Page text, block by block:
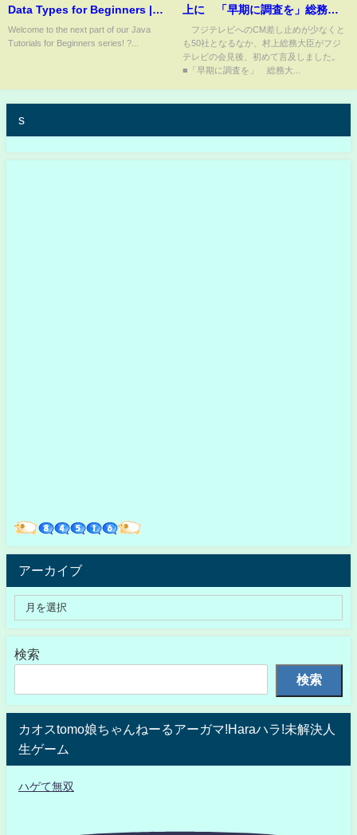
Data Types for Beginners |
Step-by-Step | Java Tutorial
Welcome to the next part of our Java
Tutorials for Beginners series! ?...
上に 「早期に調査を」総務大
臣が言及【スーパーJチャンネ
ル】(2025年1月21日)
フジテレビへのCM差し止めが少なくと
も50社となるなか、村上総務大臣がフジ
テレビの会見後、初めて言及しました。
■「早期に調査を」 総務大...
s
アーカイブ
検索
検索
カオスtomo娘ちゃんねーるアーガマ!Haraハラ!未解決人
生ゲーム
ハゲて無双